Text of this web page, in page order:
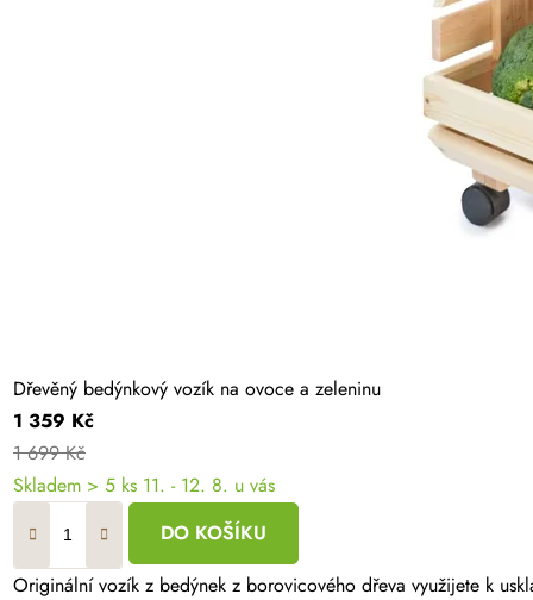
Dřevěný bedýnkový vozík na ovoce a zeleninu
1 359 Kč
1 699 Kč
Skladem > 5 ks 11. - 12. 8. u vás
DO KOŠÍKU
Originální vozík z bedýnek z borovicového dřeva využijete k